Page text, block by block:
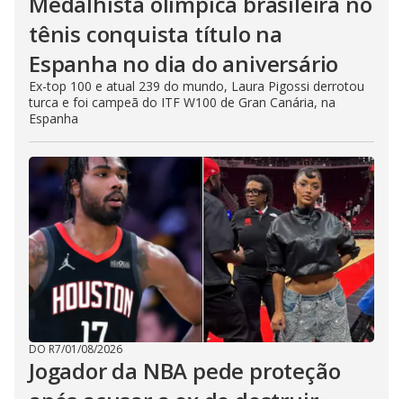
tênis conquista título na
Espanha no dia do aniversário
Ex-top 100 e atual 239 do mundo, Laura Pigossi derrotou
turca e foi campeã do ITF W100 de Gran Canária, na
Espanha
DO R7/01/08/2026
Jogador da NBA pede proteção